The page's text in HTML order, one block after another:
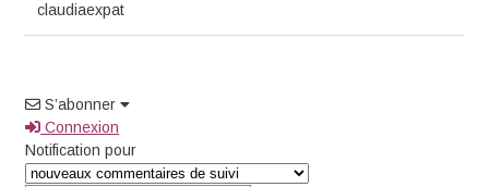
claudiaexpat
S’abonner
Connexion
Notification pour